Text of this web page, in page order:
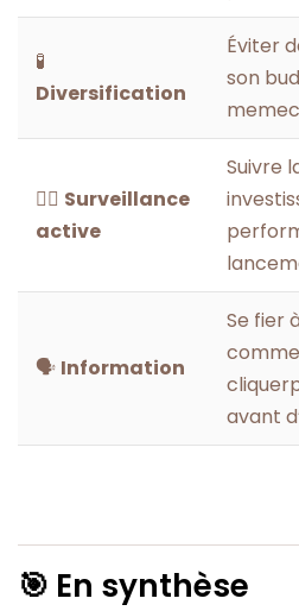
🧪
Diversification
Éviter
son
🕵️‍♂️ Surveillance
active
Suivre
🗣️ Information
Se fier
comme
avant
🎯 En synthèse